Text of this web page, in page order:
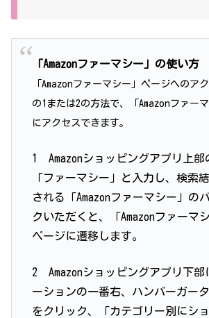
「Amazonファーマシー」の使い方
「Amazonファーマシー」ページへのア
の1または2の方法で、「Amazonファー
にアクセスできます。
1 Amazonショッピングアプリ上部
「ファーマシー」と入力し、検索
される「Amazonファーマシー」の
クいただくと、「Amazonファーマ
ページに遷移します。
2 Amazonショッピングアプリ下部
ーションの一番右、ハンバーガータ
をクリック、「カテゴリー別にシ